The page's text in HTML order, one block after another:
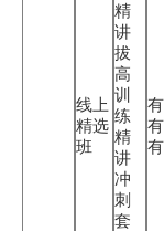
线上
精选
班
精
讲
拔
高
训
练
精
讲
冲
刺
套